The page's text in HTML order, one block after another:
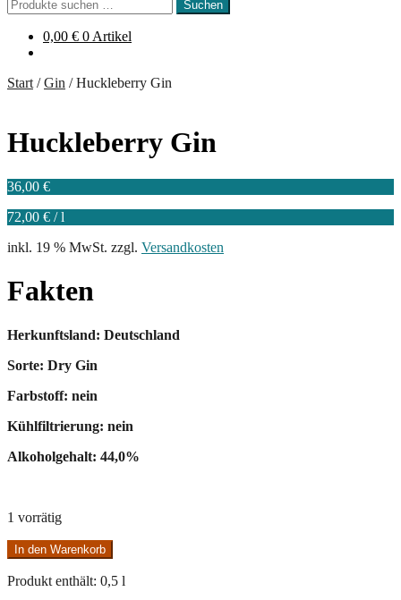
nach:
Suchen
0,00 € 0 Artikel
Start /Gin /Huckleberry Gin
Huckleberry Gin
36,00 €
72,00 € /l
inkl. 19 % MwSt. zzgl. Versandkosten
Fakten
Herkunftsland: Deutschland
Sorte: Dry Gin
Farbstoff: nein
Kühlfiltrierung: nein
Alkoholgehalt: 44,0%
1 vorrätig
Huckleberry
Gin
Menge
In den Warenkorb
Produkt enthält: 0,5 l